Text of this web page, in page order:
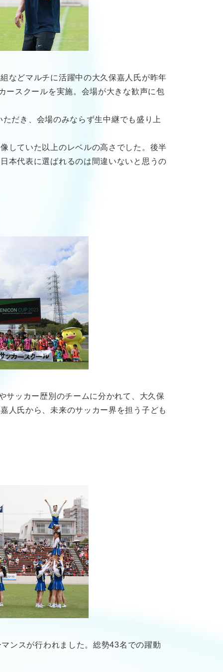
などマルチに活躍中の大久保嘉人氏が昨年
ースクールを実施。会場が大きな歓声に包
だき、会場のみならず生中継でも盛り上
していた以上のレベルの高さでした。後半
本代表に選ばれるのは間違いないと思うの
サッカー歴別のチームに分かれて、大久保
人氏から、未来のサッカー界を担う子ども
ンスが行われました。総勢43名での躍動